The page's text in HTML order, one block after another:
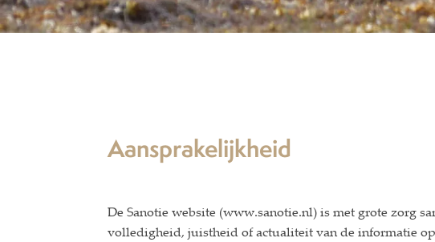
Aansprakelijkheid
De Sanotie website (www.sanotie.nl) is met grote zorg
volledigheid, juistheid of actualiteit van de informatie